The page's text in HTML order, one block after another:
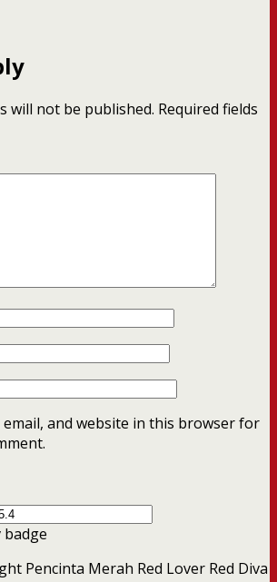
will not be published. Required fields
email, and website in this browser for
Pencinta Merah Red Lover Red Diva